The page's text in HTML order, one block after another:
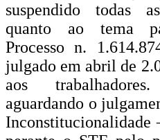
suspendido todas
quanto ao tema
Processo n.
julgado em abril de
aos
aguardando o
Inconstitucionalidade